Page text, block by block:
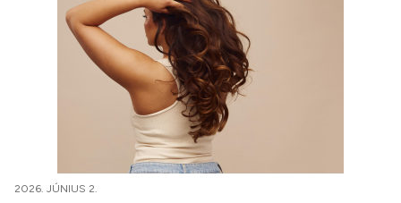
2026. JÚNIUS 2.